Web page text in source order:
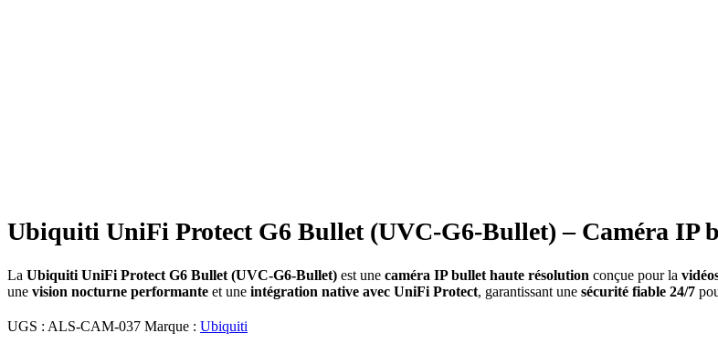
Ubiquiti UniFi Protect G6 Bullet (UVC-G6-Bullet) – Caméra IP
La Ubiquiti UniFi Protect G6 Bullet (UVC-G6-Bullet) est une caméra IP bullet haute résolution conçue pour la
une vision nocturne performante et une intégration native avec UniFi Protect, garantissant une sécurité fiable 24/7
UGS : ALS-CAM-037 Marque : Ubiquiti